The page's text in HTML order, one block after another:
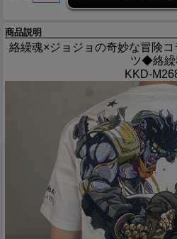
商品説明
絡繰魂×ジョジョの奇妙な冒険
ツ◆絡繰
KKD-